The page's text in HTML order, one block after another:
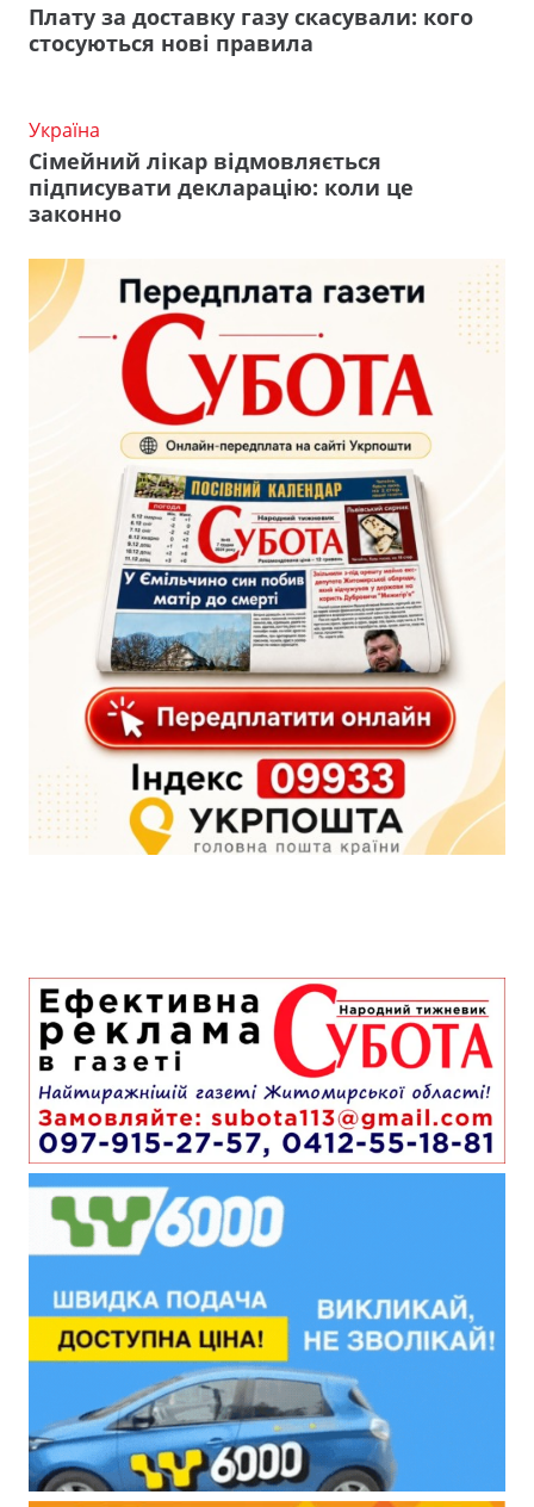
Плату за доставку газу скасували: кого
стосуються нові правила
Україна
Сімейний лікар відмовляється
підписувати декларацію: коли це
законно